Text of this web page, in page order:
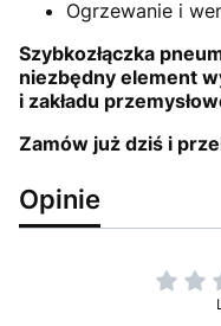
Ogrzewanie i
Szybkozłączka
niezbędny element
i zakładu
Zamów już dziś i
Opinie